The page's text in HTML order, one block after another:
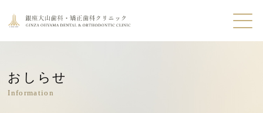
おしらせ
Information